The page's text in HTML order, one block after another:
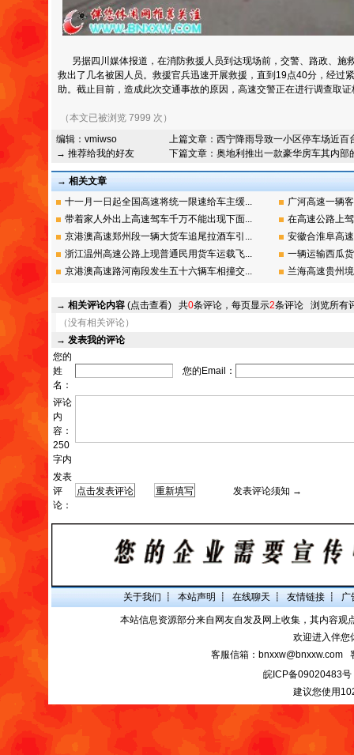
另据四川媒体报道，在消防救援人员到达现场前，交警、路政、施
救出了几名被困人员。救援官兵迅速开展救援，直到19点40分，经过
助。截止目前，造成此次交通事故的原因，高速交警正在进行调查取证
（本文已被浏览 7999 次）
编辑： vmiwso
→ 推荐给我的好友
上篇文章： 西宁降雨导致一小区停车场近百
下篇文章： 奥地利推出一款豪华房车其内部
→ 相关文章
十一月一日起全国高速将统一限速给车主缓...
广河高速一辆
带着家人外出上高速驾车千万不能出现下面...
在高速公路上
京港澳高速郑州段一辆大货车追尾拉酒车引...
安徽合淮阜高
浙江温州高速公路上现普通民用货车运载飞...
一辆运输西瓜
京港澳高速路河南段发生五十六辆车相撞交...
兰海高速贵州
→ 相关评论内容 (点击查看) 共0条评论，每页显示2条评论 浏览所有
（没有相关评论）
→ 发表我的评论
您的
姓
名：
您的Email：
评论
内
容：
250
字内
发表
评
论：
发表评论须知 →
关于我们 ┋ 本站声明 ┋ 在线聊天 ┋ 友情链接 ┋ 广
本站信息资源部分来自网友自发及网上收集，其内容
欢迎进入伴您
客服信箱：bnxxw@bnxxw.com
皖ICP备09020483号
建议您使用